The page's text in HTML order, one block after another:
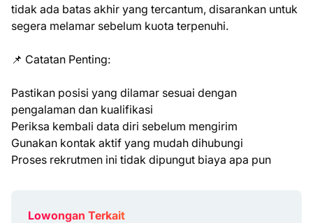
tidak ada batas akhir yang tercantum, disarankan untuk
segera melamar sebelum kuota terpenuhi.
📌 Catatan Penting:
Pastikan posisi yang dilamar sesuai dengan
pengalaman dan kualifikasi
Periksa kembali data diri sebelum mengirim
Gunakan kontak aktif yang mudah dihubungi
Proses rekrutmen ini tidak dipungut biaya apa pun
Lowongan Terkait